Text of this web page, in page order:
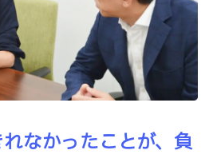
なかったことが、負